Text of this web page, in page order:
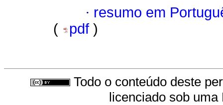
· resumo em
(
pdf )
Todo o conteúdo deste
licenciado sob uma